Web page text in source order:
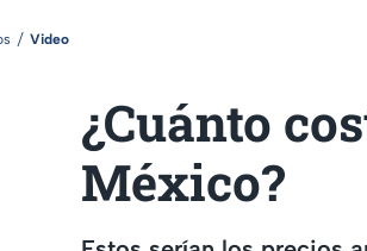
Video
¿Cuánto
México?